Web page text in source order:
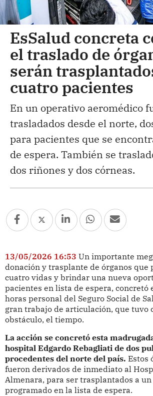
EsSalud concreta
el traslado de
serán
cuatro pacientes
En un operativo aeromédico
trasladados desde el norte,
para pacientes que se
de espera. También se
dos riñones y dos córneas.
13/05/2026 16:53 Un importante
donación y trasplante de órganos que
cuatro vidas y brindar una nueva
pacientes en lista de espera, concretó
horas personal del Seguro Social de
gran trabajo de articulación, que tuvo
obstáculo, el tiempo.
La acción se concretó esta
hospital Edgardo Rebagliati de dos
procedentes del norte del país. Estos
fueron derivados de inmediato al
Almenara, para ser trasplantados a
programado en la lista de espera.